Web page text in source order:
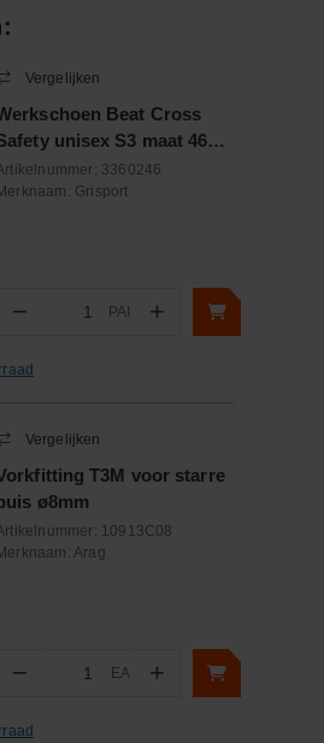
Vergelijken
Beat Cross
unisex S3 maat 46
model zwart / oranje
3360246
Grisport
− Aantal
PAI +
Vergelijken
T3M voor starre
ø8mm
10913C08
Arag
− Aantal
EA +